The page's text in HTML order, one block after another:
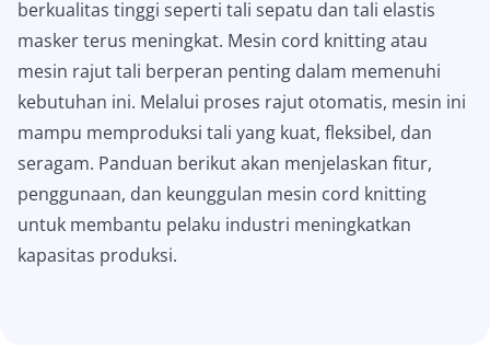
berkualitas tinggi seperti tali sepatu dan tali elastis
masker terus meningkat. Mesin cord knitting atau
mesin rajut tali berperan penting dalam memenuhi
kebutuhan ini. Melalui proses rajut otomatis, mesin ini
mampu memproduksi tali yang kuat, fleksibel, dan
seragam. Panduan berikut akan menjelaskan fitur,
penggunaan, dan keunggulan mesin cord knitting
untuk membantu pelaku industri meningkatkan
kapasitas produksi.